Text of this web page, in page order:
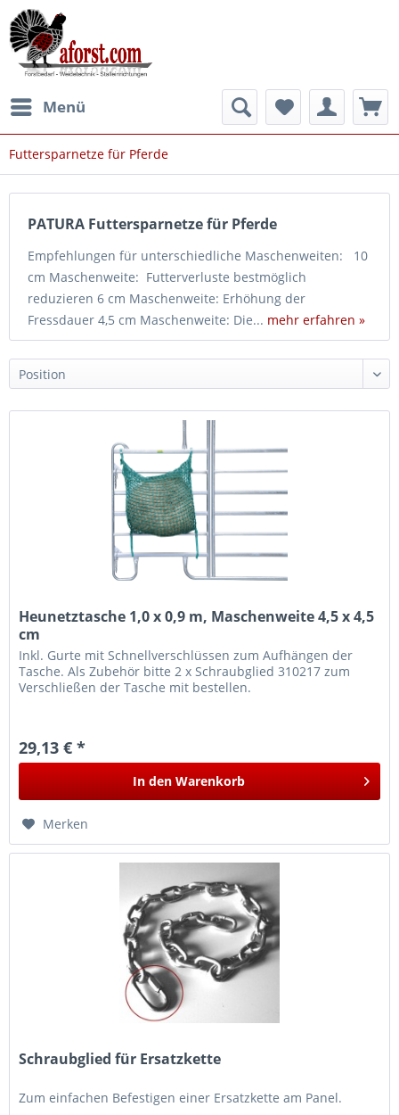
Menü
Futtersparnetze für Pferde
PATURA Futtersparnetze für Pferde
Empfehlungen für unterschiedliche Maschenweiten: 10
cm Maschenweite: Futterverluste bestmöglich
reduzieren 6 cm Maschenweite: Erhöhung der
Fressdauer 4,5 cm Maschenweite: Die... mehr erfahren »
Heunetztasche 1,0 x 0,9 m, Maschenweite 4,5 x 4,5
cm
Inkl. Gurte mit Schnellverschlüssen zum Aufhängen der
Tasche. Als Zubehör bitte 2 x Schraubglied 310217 zum
Verschließen der Tasche mit bestellen.
29,13 € *
In den Warenkorb
Merken
Schraubglied für Ersatzkette
Zum einfachen Befestigen einer Ersatzkette am Panel.